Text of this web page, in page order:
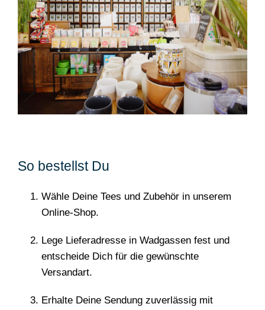
So bestellst Du
Wähle Deine Tees und Zubehör in unserem
Online-Shop.
Lege Lieferadresse in Wadgassen fest und
entscheide Dich für die gewünschte
Versandart.
Erhalte Deine Sendung zuverlässig mit